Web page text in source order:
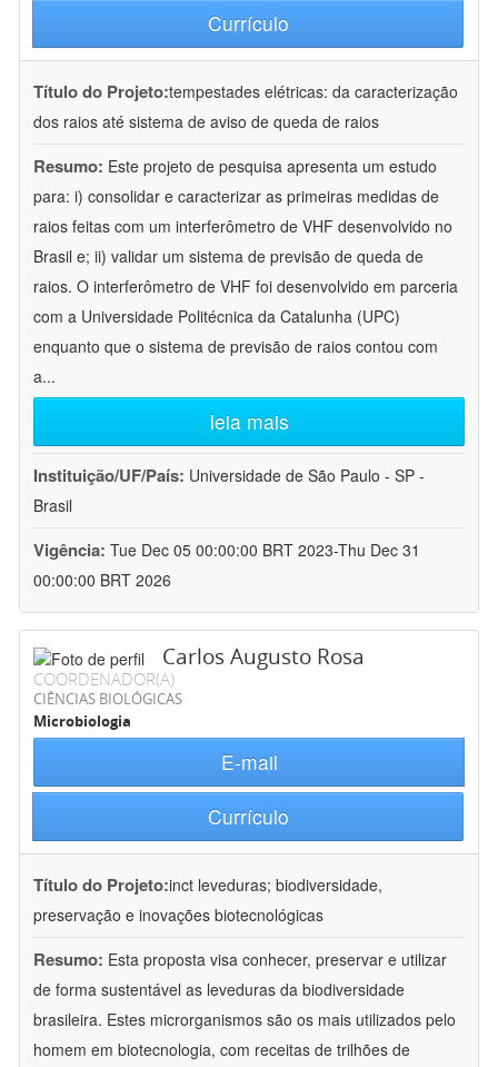
Currículo
Título do Projeto:tempestades elétricas: da caracterização
dos raios até sistema de aviso de queda de raios
Resumo: Este projeto de pesquisa apresenta um estudo
para: i) consolidar e caracterizar as primeiras medidas de
raios feitas com um interferômetro de VHF desenvolvido no
Brasil e; ii) validar um sistema de previsão de queda de
raios. O interferômetro de VHF foi desenvolvido em parceria
com a Universidade Politécnica da Catalunha (UPC)
enquanto que o sistema de previsão de raios contou com
a...
leia mais
Instituição/UF/País: Universidade de São Paulo - SP -
Brasil
Vigência: Tue Dec 05 00:00:00 BRT 2023-Thu Dec 31
00:00:00 BRT 2026
Carlos Augusto Rosa
COORDENADOR(A)
CIÊNCIAS BIOLÓGICAS
Microbiologia
E-mail
Currículo
Título do Projeto:inct leveduras; biodiversidade,
preservação e inovações biotecnológicas
Resumo: Esta proposta visa conhecer, preservar e utilizar
de forma sustentável as leveduras da biodiversidade
brasileira. Estes microrganismos são os mais utilizados pelo
homem em biotecnologia, com receitas de trilhões de